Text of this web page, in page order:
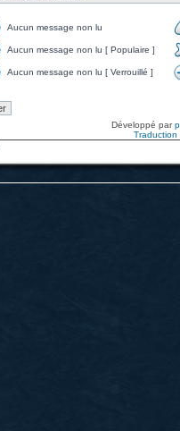
Aucun message non lu
Aucun message non lu [ Populaire ]
Aucun message non lu [ Verrouillé ]
Développé par
Traduction